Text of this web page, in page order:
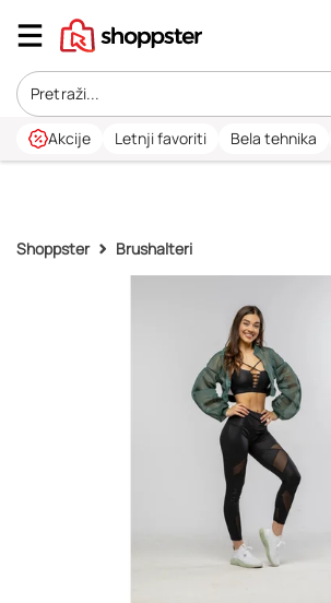
Akcije Letnji favoriti Bela tehnika
Shoppster Brushalteri